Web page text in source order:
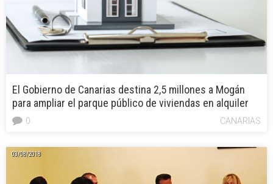
El Gobierno de Canarias destina 2,5 millones a Mogán
para ampliar el parque público de viviendas en alquiler
CANARIAS
0
03/08/2018